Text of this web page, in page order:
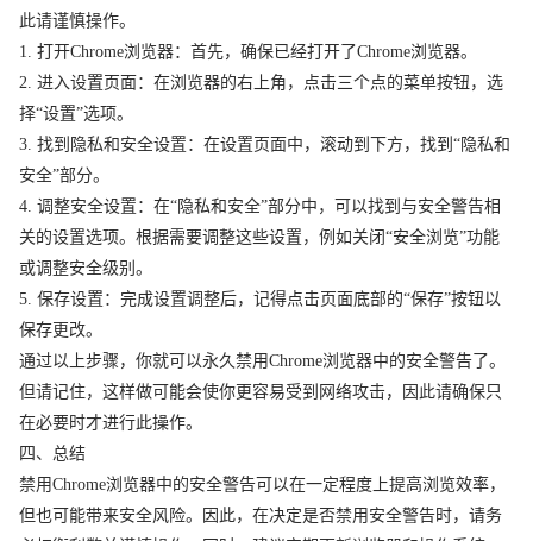
此请谨慎操作。
1. 打开Chrome浏览器：首先，确保已经打开了Chrome浏览器。
2. 进入设置页面：在浏览器的右上角，点击三个点的菜单按钮，选
择“设置”选项。
3. 找到隐私和安全设置：在设置页面中，滚动到下方，找到“隐私和
安全”部分。
4. 调整安全设置：在“隐私和安全”部分中，可以找到与安全警告相
关的设置选项。根据需要调整这些设置，例如关闭“安全浏览”功能
或调整安全级别。
5. 保存设置：完成设置调整后，记得点击页面底部的“保存”按钮以
保存更改。
通过以上步骤，你就可以永久禁用Chrome浏览器中的安全警告了。
但请记住，这样做可能会使你更容易受到网络攻击，因此请确保只
在必要时才进行此操作。
四、总结
禁用Chrome浏览器中的安全警告可以在一定程度上提高浏览效率，
但也可能带来安全风险。因此，在决定是否禁用安全警告时，请务